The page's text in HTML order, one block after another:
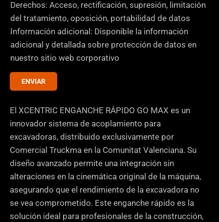
s
d
e
v
e
r
i
c
a
c
i
ó
n
*
Derechos: Acceso, rectificación, supresión, limitación
del tratamiento, oposición, portabilidad de datos
Información adicional: Disponible la información
adicional y detallada sobre protección de datos en
nuestro sitio web corporativo
ENVIAR
El XCENTRIC ENGANCHE RÁPIDO GO MAX es un
innovador sistema de acoplamiento para
excavadoras, distribuido exclusivamente por
Comercial Truckma en la Comunitat Valenciana. Su
diseño avanzado permite una integración sin
alteraciones en la cinemática original de la máquina,
asegurando que el rendimiento de la excavadora no
se vea comprometido. Este enganche rápido es la
solución ideal para profesionales de la construcción,